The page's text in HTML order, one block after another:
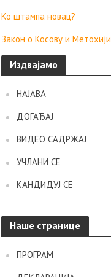
Ко штампа новац?
Закон о Косову и Метохији
Издвајамо
НАЈАВА
ДОГАЂАЈ
ВИДЕО САДРЖАЈ
УЧЛАНИ СЕ
КАНДИДУЈ СЕ
Наше странице
ПРОГРАМ